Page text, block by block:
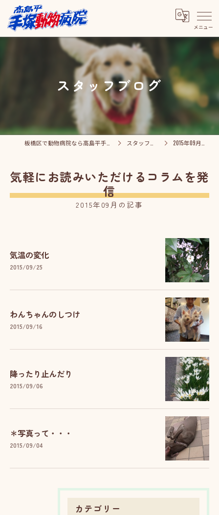
スタッフブログ
スタッフブログ 2015年09月の記事
気軽にお読みいただけるコラムを発
信
2015年09月の記事
気温の変化
2015/09/25
わんちゃんのしつけ
2015/09/16
降ったり止んだり
2015/09/06
＊写真って・・・
2015/09/04
カテゴリー